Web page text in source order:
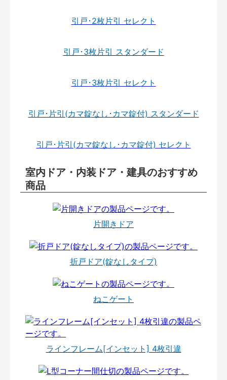
引戸･2枚片引 セレクト
引戸･3枚片引 スタンダード
引戸･3枚片引 セレクト
引戸･片引(カマ錠なし･カマ錠付) スタンダード
引戸･片引(カマ錠なし･カマ錠付) セレクト
室内ドア・内装ドア・建具のおすすめ
商品
片開きドア
折戸ドア(錠なしタイプ)
ねこゲート
ラインフレーム[インセット] 4枚引違